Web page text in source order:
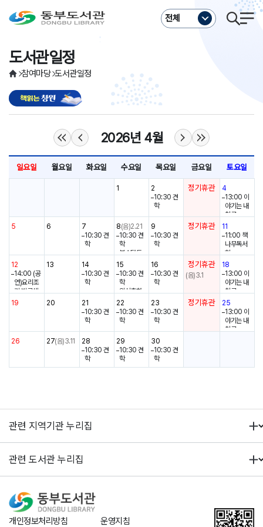
전체
참여마당 도서관일정
도서관일정
2026년 4월
일요일 월요일 화요일 수요일 목요일 금요일 토요일
1
2
10:30 견
학
정기휴관
4
13:00 이
야기는 내
친구
영화상영 1
4:00
5 6
7
10:30 견
학
8(음)2.21
10:30 견
학
북스타트
책꾸러미
배부 4/8
(수) ~ 소
진 시
9
10:30 견
학
정기휴관
11
11:00 책
나무독서
회
13:00 이
야기는 내
친구
9:30 책씨
영화상영 1
4:00
12
14:00 (공
연)요리조
리 벌룬쉐
프
13
14
10:30 견
학
15
10:30 견
학
임신축하
꾸러미 배
부 4/15
(수) ~ 소
16
10:30 견
학
정기휴관
(음)3.1
18
13:00 이
야기는 내
친구
14:00 (가
족체험)테
라리움 만
들기
19 20
21
10:30 견
학
22
10:30 견
학
23
10:30 견
학
정기휴관
25
13:00 이
야기는 내
친구
26 27(음)3.11
28
10:30 견
학
29
10:30 견
학
30
10:30 견
학
개인정보처리방침 운영지침